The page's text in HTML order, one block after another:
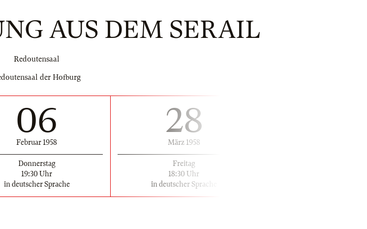
AUS DEM SERAIL
Redoutensaal
der Hofburg
06
Februar 1958
Donnerstag
19:30 Uhr
in deutscher Sprache
28
März 1958
Freitag
18:30 Uhr
in deutscher Sprache